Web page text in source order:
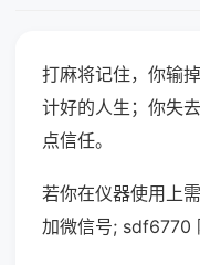
打麻将记住，你输
计好的人生；你失
点信任。
若你在仪器使用上
加微信号; sdf6770